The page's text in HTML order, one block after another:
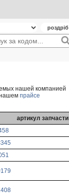
нашей компанией
прайсе
артикул запчасти